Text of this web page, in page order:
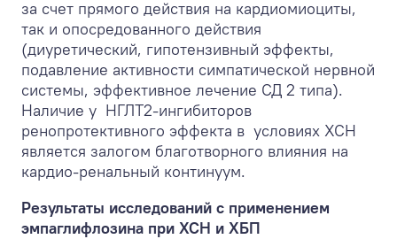
за счет прямого действия на кардиомиоциты,
так и опосредованного действия
(диуретический, гипотензивный эффекты,
подавление активности симпатической нервной
системы, эффективное лечение СД 2 типа).
Наличие у НГЛТ2-ингибиторов
ренопротективного эффекта в условиях ХСН
является залогом благотворного влияния на
кардио-ренальный континуум.
Результаты исследований с применением
эмпаглифлозина при ХСН и ХБП